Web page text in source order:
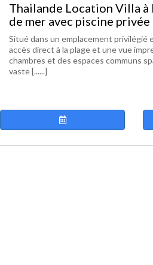
Thailande Location Villa à
de mer avec piscine
Situé dans un emplacement privilégié
accès direct à la plage et une vue
chambres et des espaces communs
vaste [......]